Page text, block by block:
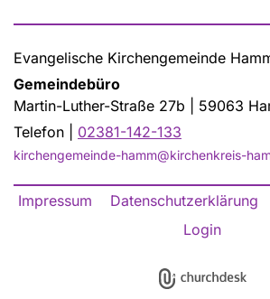
Evangelische Kirchengemeinde
Gemeindebüro
Martin-Luther-Straße 27b | 59063
Telefon | 02381-142-133
kirchengemeinde-hamm@kirchenkreis-
Impressum Datenschutzerklärung
Login